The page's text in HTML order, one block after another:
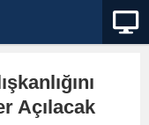
Açılacak